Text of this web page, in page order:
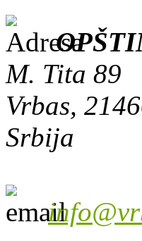
M. Tita 89
Vrbas,
Srbija